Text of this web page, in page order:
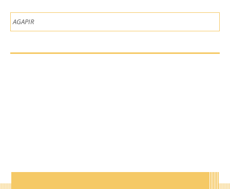
AGAPIR